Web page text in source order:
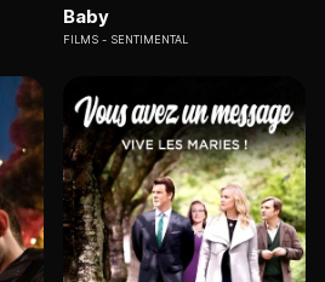
Baby
FILMS SENTIMENTAL